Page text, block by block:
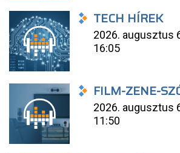
TECH HÍREK
2026. augusztus
16:05
FILM-ZENE-
2026. augusztus
11:50